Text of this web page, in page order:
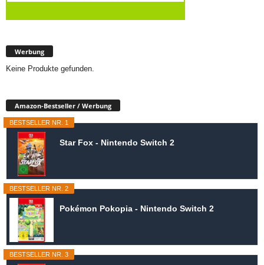
Werbung
Keine Produkte gefunden.
Amazon-Bestseller / Werbung
BESTSELLER NR. 1
Star Fox - Nintendo Switch 2
BESTSELLER NR. 2
Pokémon Pokopia - Nintendo Switch 2
BESTSELLER NR. 3